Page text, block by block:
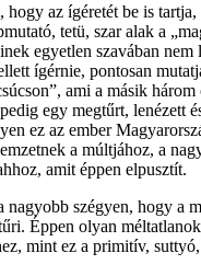
hogy az ígéretét be is
tetü, szar alak a
egyetlen szavában
ígérnie, pontosan
ami a másik három
egy megtűrt, lenézett
ez az ember
a múltjához, a
amit éppen elpusztít.
nagyobb szégyen, hogy a
Éppen olyan
mint ez a primitív,